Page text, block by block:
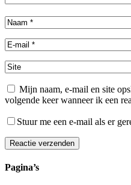
Mijn naam, e-mail en site
volgende keer wanneer ik een
Stuur me een e-mail als er
Reactie verzenden
Alternative:
Pagina’s